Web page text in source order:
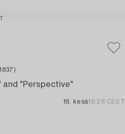
and "Perspective"
16. kesä19:28 CEST